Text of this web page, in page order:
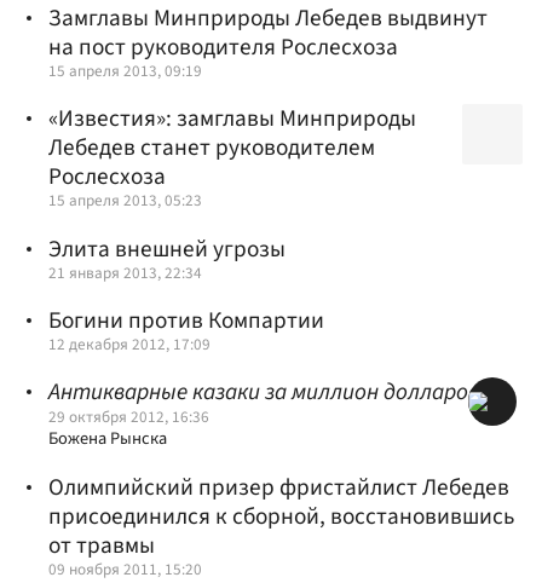
Замглавы Минприроды Лебедев выдвинут
на пост руководителя Рослесхоза
15 апреля 2013, 09:19
«Известия»: замглавы Минприроды
Лебедев станет руководителем
Рослесхоза
15 апреля 2013, 05:23
Элита внешней угрозы
21 января 2013, 22:34
Богини против Компартии
12 декабря 2012, 17:09
Антикварные казаки за миллион долларов
29 октября 2012, 16:36
Божена Рынска
Олимпийский призер фристайлист Лебедев
присоединился к сборной, восстановившись
от травмы
09 ноября 2011, 15:20